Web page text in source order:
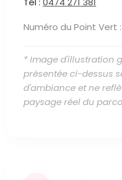
Numéro du Point Vert :
* Image d'illustration
présentée ci-dessus
d'ambiance et ne
paysage réel du